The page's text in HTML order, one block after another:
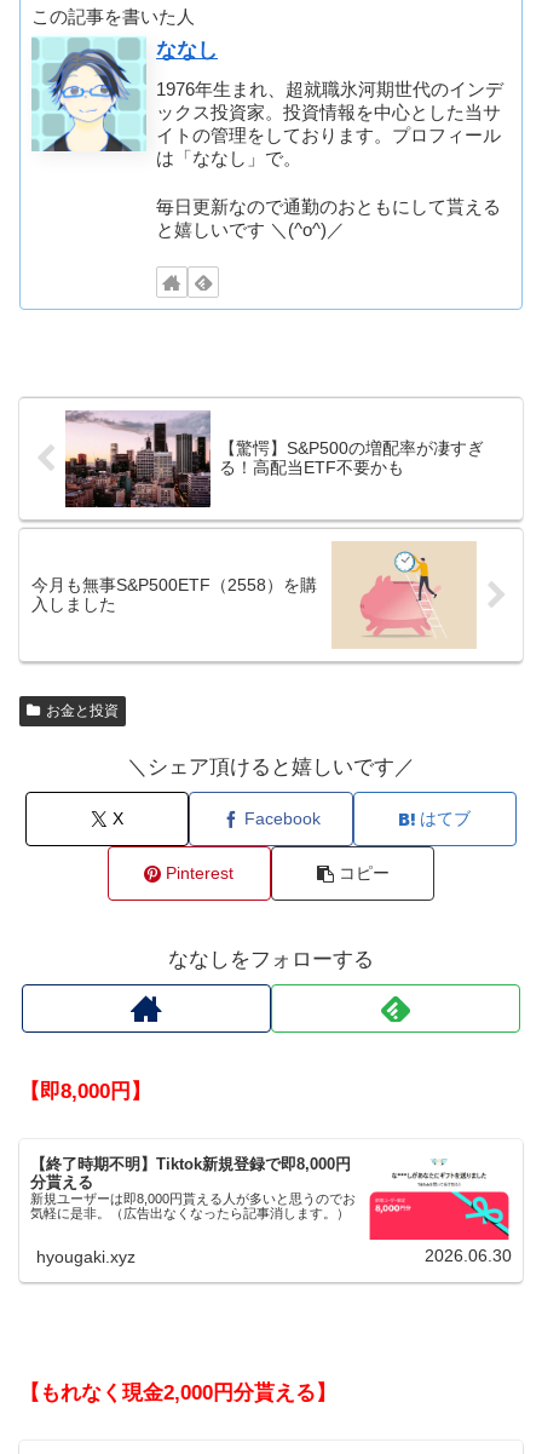
この記事を書いた人
ななし
1976年生まれ、超就職氷河期世代のインデ
ックス投資家。投資情報を中心とした当サ
イトの管理をしております。プロフィール
は「ななし」で。
毎日更新なので通勤のおともにして貰える
と嬉しいです ＼(^o^)／
【驚愕】S&P500の増配率が凄すぎ
る！高配当ETF不要かも
今月も無事S&P500ETF（2558）を購
入しました
お金と投資
＼シェア頂けると嬉しいです／
X Facebook はてブ
Pinterest コピー
ななしをフォローする
【即8,000円】
【終了時期不明】Tiktok新規登録で即8,000円
分貰える
新規ユーザーは即8,000円貰える人が多いと思うのでお
気軽に是非。（広告出なくなったら記事消します。）
hyougaki.xyz 2026.06.30
【もれなく現金2,000円分貰える】